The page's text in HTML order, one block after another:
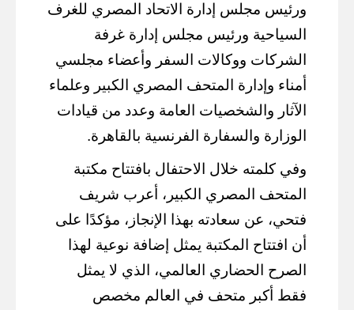
ورئيس مجلس إدارة الاتحاد المصري للغرف
السياحية ورئيس مجلس إدارة غرفة
الشركات ووكالات السفر وأعضاء مجلسي
أمناء وإدارة المتحف المصري الكبير وعلماء
الآثار والشخصيات العامة وعدد من قيادات
الوزارة والسفارة الفرنسية بالقاهرة.
وفي كلمته خلال الاحتفال بافتتاح مكتبة
المتحف المصري الكبير، أعرب شريف
فتحي، عن سعادته بهذا الإنجاز، مؤكدًا على
أن افتتاح المكتبة يمثل إضافة نوعية لهذا
الصرح الحضاري العالمي، الذي لا يمثل
فقط أكبر متحف في العالم مخصص